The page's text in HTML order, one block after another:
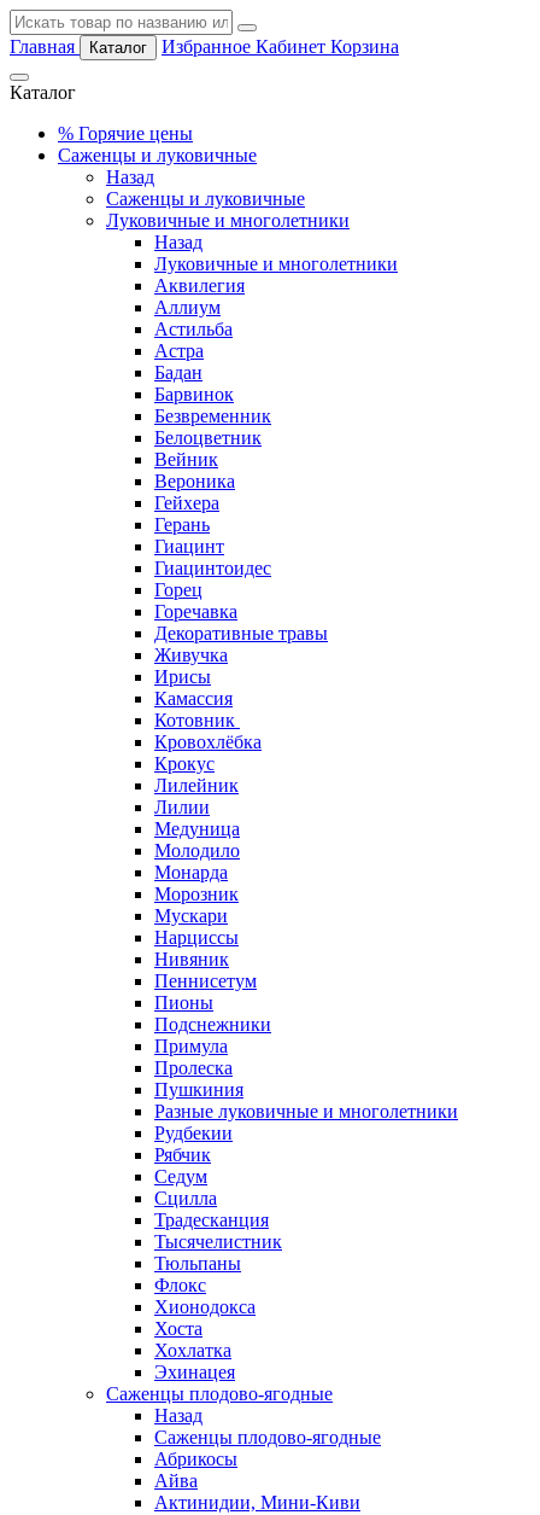
Главная Каталог Избранное Кабинет Корзина
Каталог
% Горячие цены
Саженцы и луковичные
Назад
Саженцы и луковичные
Луковичные и многолетники
Назад
Луковичные и многолетники
Аквилегия
Аллиум
Астильба
Астра
Бадан
Барвинок
Безвременник
Белоцветник
Вейник
Вероника
Гейхера
Герань
Гиацинт
Гиацинтоидес
Горец
Горечавка
Декоративные травы
Живучка
Ирисы
Камассия
Котовник
Кровохлёбка
Крокус
Лилейник
Лилии
Медуница
Молодило
Монарда
Морозник
Мускари
Нарциссы
Нивяник
Пеннисетум
Пионы
Подснежники
Примула
Пролеска
Пушкиния
Разные луковичные и многолетники
Рудбекии
Рябчик
Седум
Сцилла
Традесканция
Тысячелистник
Тюльпаны
Флокс
Хионодокса
Хоста
Хохлатка
Эхинацея
Саженцы плодово-ягодные
Назад
Саженцы плодово-ягодные
Абрикосы
Айва
Актинидии, Мини-Киви